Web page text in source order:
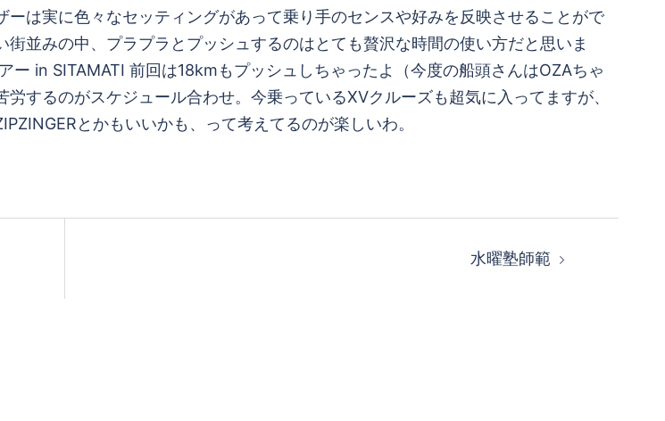
は実に色々なセッティングがあって乗り手のセンスや好みを反映させることがで
並みの中、プラプラとプッシュするのはとても贅沢な時間の使い方だと思いま
in SITAMATI 前回は18kmもプッシュしちゃったよ（今度の船頭さんはOZAちゃ
するのがスケジュール合わせ。今乗っているXVクルーズも超気に入ってますが、
とかもいいかも、って考えてるのが楽しいわ。
水曜塾師範